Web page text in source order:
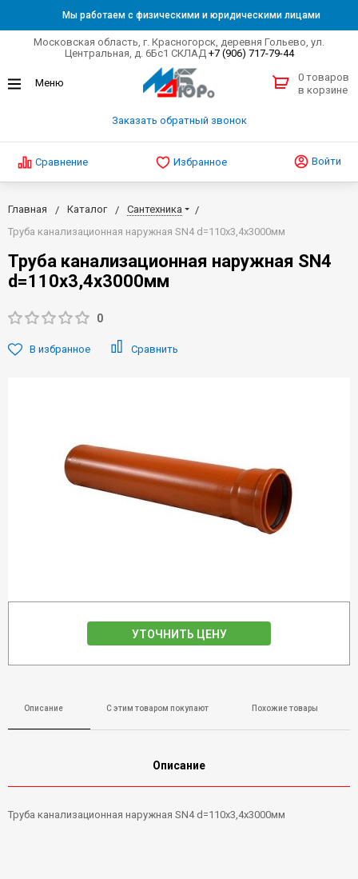
Мы работаем с физическими и юридическими лицами
Московская область, г. Красногорск, деревня Гольево, ул.
Центральная, д. 6Бс1 СКЛАД +7 (906) 717-79-44
Заказать обратный звонок
0 товаров
в корзине
Сравнение Избранное Войти
Главная Каталог
Сантехника
Труба канализационная наружная SN4 d=110x3,4х3000мм
Труба канализационная наружная SN4
d=110x3,4х3000мм
0
В избранное Сравнить
УТОЧНИТЬ ЦЕНУ
Описание С этим товаром покупают Похожие товары
Описание
Труба канализационная наружная SN4 d=110x3,4х3000мм